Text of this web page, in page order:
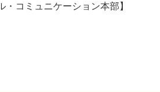
・コミュニケーション本部】